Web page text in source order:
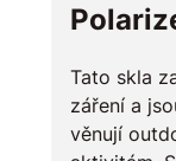
Tato skla
záření a
věnují